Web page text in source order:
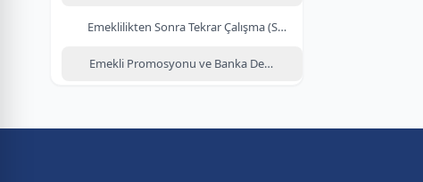
Emeklilikten Sonra Tekrar Çalışma (SGDP)
Emekli Promosyonu ve Banka Değişikliği